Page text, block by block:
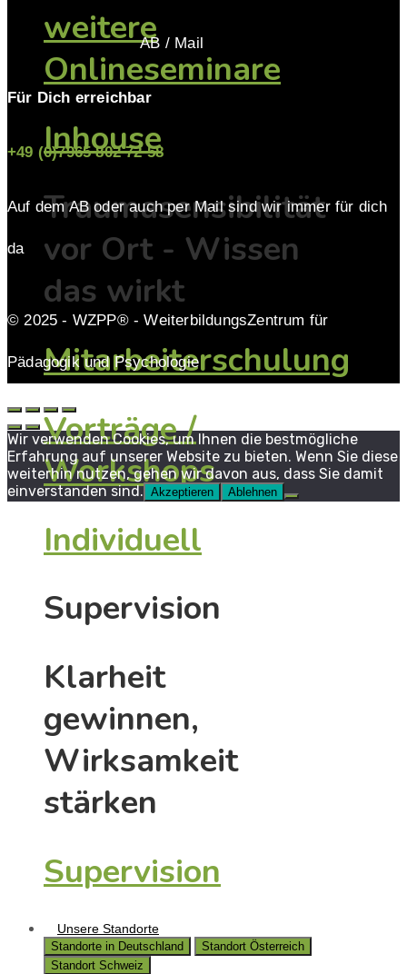
weitere
Onlineseminare
Inhouse
Traumasensibilität
vor Ort - Wissen
das wirkt
Mitarbeiterschulung
Vorträge /
Workshops
Individuell
Supervision
Klarheit
gewinnen,
Wirksamkeit
stärken
Supervision
Unsere Standorte
Standorte in Deutschland
Standort Österreich
Standort Schweiz
AB / Mail
Für Dich erreichbar
+49 (0)7965 802 72 58
Auf dem AB oder auch per Mail sind wir immer für dich
da
© 2025 - WZPP® - WeiterbildungsZentrum für
Pädagogik und Psychologie
Wir verwenden Cookies, um Ihnen die bestmögliche
Erfahrung auf unserer Website zu bieten. Wenn Sie diese
weiterhin nutzen, gehen wir davon aus, dass Sie damit
einverstanden sind. Akzeptieren Ablehnen